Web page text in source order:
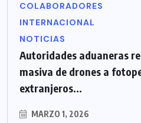
COLABORADORES
INTERNACIONAL
NOTICIAS
Autoridades aduaneras
masiva de drones a
extranjeros...
MARZO 1, 2026